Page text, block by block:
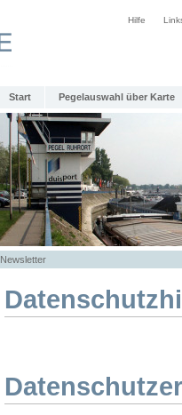
Hilfe
Start Pegelauswahl über Karte
Newsletter